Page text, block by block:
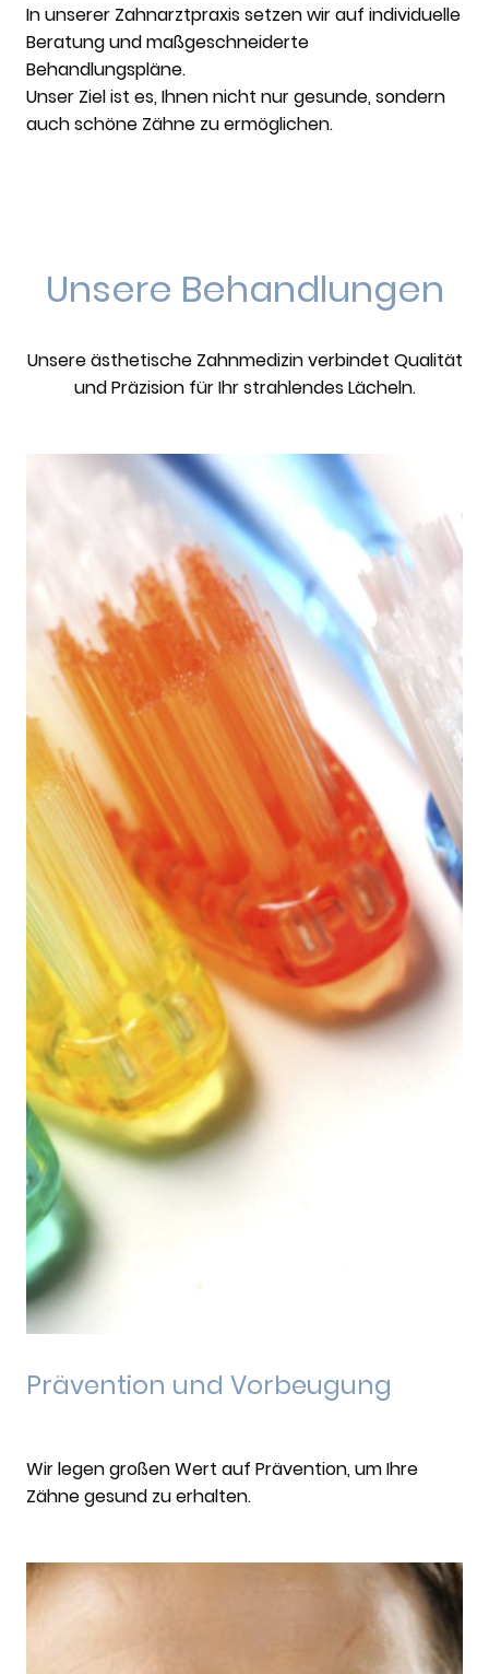
In unserer Zahnarztpraxis setzen wir auf individuelle
Beratung und maßgeschneiderte
Behandlungspläne.
Unser Ziel ist es, Ihnen nicht nur gesunde, sondern
auch schöne Zähne zu ermöglichen.
Unsere Behandlungen
Unsere ästhetische Zahnmedizin verbindet Qualität
und Präzision für Ihr strahlendes Lächeln.
Prävention und Vorbeugung
Wir legen großen Wert auf Prävention, um Ihre
Zähne gesund zu erhalten.